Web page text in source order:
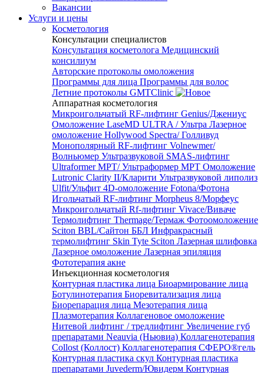
Вакансии
Услуги и цены
Косметология
Консультации специалистов
Консультация косметолога Медицинский
консилиум
Авторские протоколы омоложения
Программы для лица Программы для волос
Летние протоколы GMTClinic
Аппаратная косметология
Микроигольчатый RF-лифтинг Genius/Джениус
Омоложение LaseMD ULTRA / Ультра Лазерное
омоложение Hollywood Spectra/ Голливуд
Монополярный RF-лифтинг Volnewmer/
Волньюмер Ультразвуковой SMAS-лифтинг
Ultraformer MPT/ Ультраформер MPT Омоложение
Lutronic Clarity II/Кларити Ультразвуковой липолиз
Ulfit/Ульфит 4D-омоложение Fotona/Фотона
Игольчатый RF-лифтинг Morpheus 8/Морфеус
Микроигольчатый Rf-лифтинг Vivace/Виваче
Термолифтинг Thermage/Термаж Фотоомоложение
Sciton BBL/Сайтон ББЛ Инфракрасный
термолифтинг Skin Tyte Sciton Лазерная шлифовка
Лазерное омоложение Лазерная эпиляция
Фототерапия акне
Инъекционная косметология
Контурная пластика лица Биоармирование лица
Ботулинотерапия Биоревитализация лица
Биорепарация лица Мезотерапия лица
Плазмотерапия Коллагеновое омоложение
Нитевой лифтинг / тредлифтинг Увеличение губ
препаратами Neauvia (Ньювиа) Коллагенотерапия
Collost (Коллост) Коллагенотерапия СФЕРО®гель
Контурная пластика скул Контурная пластика
препаратами Juvederm/Ювидерм Контурная